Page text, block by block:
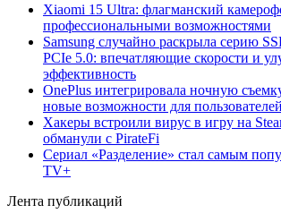
Xiaomi 15 Ultra: флагманский
профессиональными возможностями
Samsung случайно раскрыла серию
PCIe 5.0: впечатляющие скорости и
эффективность
OnePlus интегрировала ночную
новые возможности для пользователей
Хакеры встроили вирус в игру на
обманули с PirateFi
Сериал «Разделение» стал самым
TV+
Лента публикаций